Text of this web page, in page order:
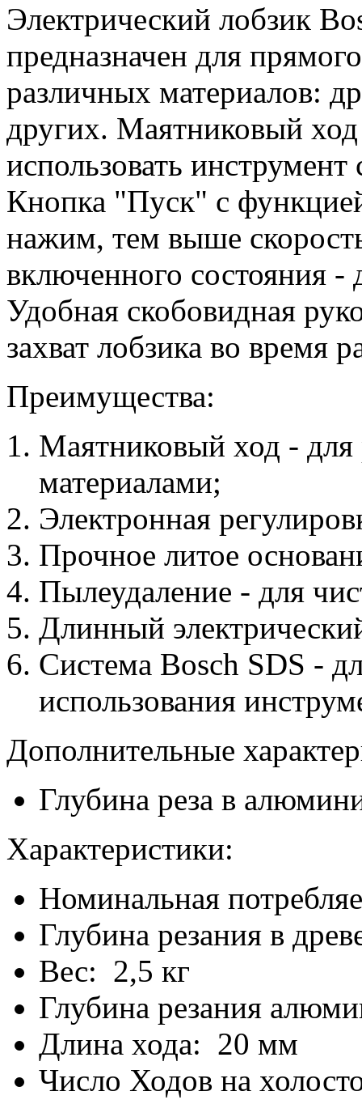
Электрический лобзик
предназначен для
различных материалов:
других. Маятниковый
использовать
Кнопка "Пуск" с
нажим, тем выше
включенного состояния
Удобная скобовидная
захват лобзика во время
Преимущества:
Маятниковый ход -
материалами;
Электронная
Прочное литое
Пылеудаление - для
Длинный
Система Bosch SDS -
использования
Дополнительные
Глубина реза в
Характеристики:
Номинальная
Глубина резания в
Вес: 2,5 кг
Глубина резания
Длина хода: 20 мм
Число Ходов на